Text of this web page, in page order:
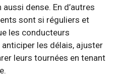
dense. En d’autres
sont si réguliers et
les conducteurs
les délais, ajuster
leurs tournées en tenant